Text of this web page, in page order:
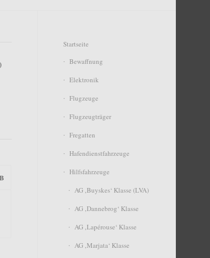
Startseite
Bewaffnung
Elektronik
Flugzeuge
Flugzeugträger
Fregatten
Hafendienstfahrzeuge
Hilfsfahrzeuge
AG ‚Buyskes‘ Klasse (LVA)
AG ‚Dannebrog‘ Klasse
AG ‚Lapérouse‘ Klasse
AG ‚Marjata‘ Klasse